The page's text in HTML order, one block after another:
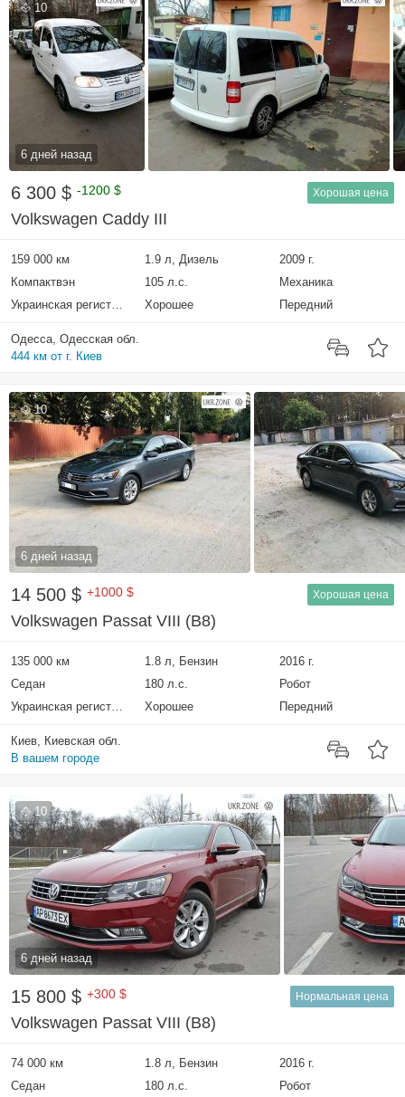
10
6 дней назад
6 300 $ -1200 $ Хорошая цена
Volkswagen Caddy III
159 000 км 1.9 л, Дизель
2009 г.
Компактвэн
105 л.с.
Механика
Украинская регистрация
Хорошее Передний
Одесса, Одесская обл.
444 км от г. Киев
10
6 дней назад
14 500 $ +1000 $ Хорошая цена
Volkswagen Passat VIII (B8)
135 000 км 1.8 л, Бензин
2016 г.
Седан
180 л.с.
Робот
Украинская регистрация
Хорошее Передний
Киев, Киевская обл.
В вашем городе
10
6 дней назад
15 800 $ +300 $ Нормальная цена
Volkswagen Passat VIII (B8)
74 000 км 1.8 л, Бензин
2016 г.
Седан
180 л.с.
Робот